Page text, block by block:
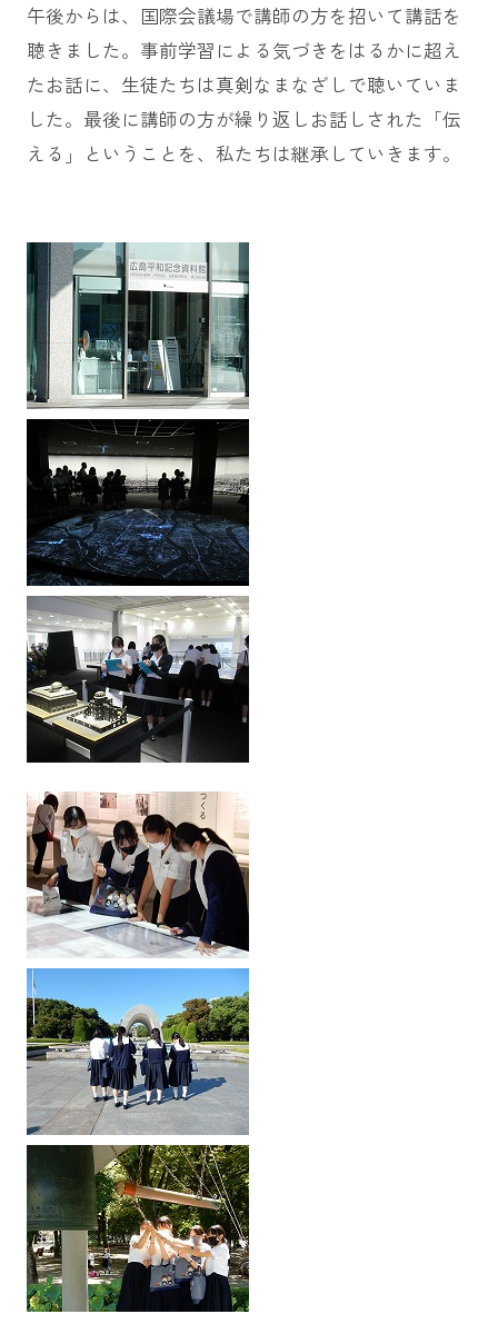
午後からは、国際会議場で講師の方を招いて講話を
聴きました。事前学習による気づきをはるかに超え
たお話に、生徒たちは真剣なまなざしで聴いていま
した。最後に講師の方が繰り返しお話しされた「伝
える」ということを、私たちは継承していきます。